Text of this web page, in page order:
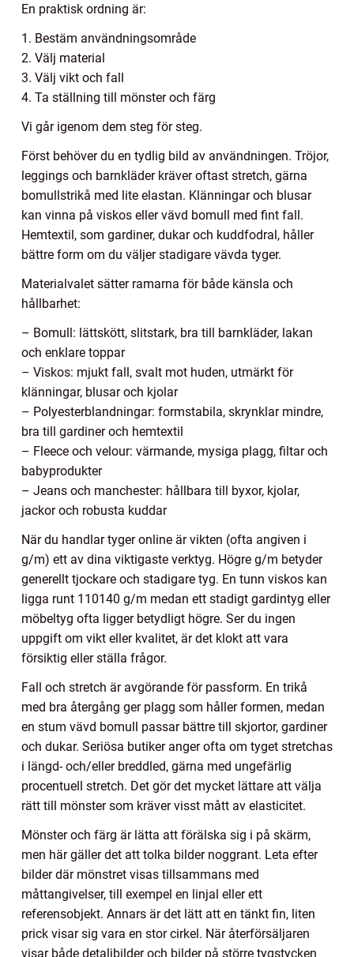
En praktisk ordning är:
1. Bestäm användningsområde
2. Välj material
3. Välj vikt och fall
4. Ta ställning till mönster och färg
Vi går igenom dem steg för steg.
Först behöver du en tydlig bild av användningen. Tröjor,
leggings och barnkläder kräver oftast stretch, gärna
bomullstrikå med lite elastan. Klänningar och blusar
kan vinna på viskos eller vävd bomull med fint fall.
Hemtextil, som gardiner, dukar och kuddfodral, håller
bättre form om du väljer stadigare vävda tyger.
Materialvalet sätter ramarna för både känsla och
hållbarhet:
– Bomull: lättskött, slitstark, bra till barnkläder, lakan
och enklare toppar
– Viskos: mjukt fall, svalt mot huden, utmärkt för
klänningar, blusar och kjolar
– Polyesterblandningar: formstabila, skrynklar mindre,
bra till gardiner och hemtextil
– Fleece och velour: värmande, mysiga plagg, filtar och
babyprodukter
– Jeans och manchester: hållbara till byxor, kjolar,
jackor och robusta kuddar
När du handlar tyger online är vikten (ofta angiven i
g/m) ett av dina viktigaste verktyg. Högre g/m betyder
generellt tjockare och stadigare tyg. En tunn viskos kan
ligga runt 110140 g/m medan ett stadigt gardintyg eller
möbeltyg ofta ligger betydligt högre. Ser du ingen
uppgift om vikt eller kvalitet, är det klokt att vara
försiktig eller ställa frågor.
Fall och stretch är avgörande för passform. En trikå
med bra återgång ger plagg som håller formen, medan
en stum vävd bomull passar bättre till skjortor, gardiner
och dukar. Seriösa butiker anger ofta om tyget stretchas
i längd- och/eller breddled, gärna med ungefärlig
procentuell stretch. Det gör det mycket lättare att välja
rätt till mönster som kräver visst mått av elasticitet.
Mönster och färg är lätta att förälska sig i på skärm,
men här gäller det att tolka bilder noggrant. Leta efter
bilder där mönstret visas tillsammans med
måttangivelser, till exempel en linjal eller ett
referensobjekt. Annars är det lätt att en tänkt fin, liten
prick visar sig vara en stor cirkel. När återförsäljaren
visar både detaljbilder och bilder på större tygstycken